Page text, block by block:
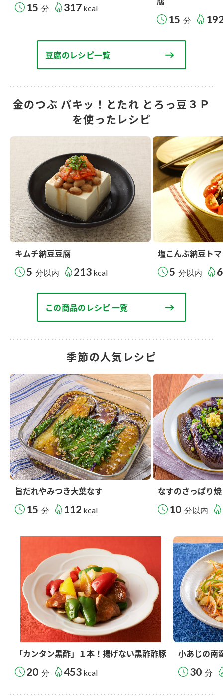
15 分 317 kcal
15 分
豆腐のレシピ一覧
金のつぶ パキッ！とたれ とろっ豆３Ｐ
を使ったレシピ
キムチ納豆豆腐
5 分以内 213 kcal
塩こんぶ納豆トマ
5 分以内
この商品のレシピ 一覧
季節の人気レシピ
旨だれやみつき大葉なす
15 分 112 kcal
なすのさっぱり
10 分以内
「カンタン黒酢」１本！揚げない黒酢酢豚
20 分 453 kcal
小あじの南
30 分